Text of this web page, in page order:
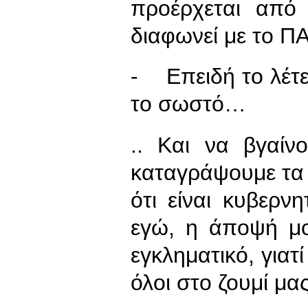
προέρχεται
διαφωνεί με το
- Επειδή το λέτε
το σωστό…
.. Και να
καταγράψουμε
ότι είναι
εγώ, η άποψή μου
εγκληματικό,
όλοι στο ζουμί